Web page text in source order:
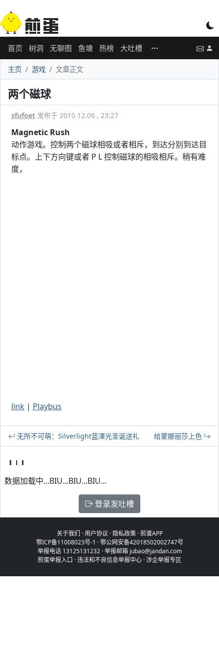
首页 树洞 无聊图 鱼塘 热榜 大吐槽
主页 游戏 文章正文
两个磁球
sfufoet 发布于 2010.12.06 , 23:27
Magnetic Rush
动作游戏。控制两个磁球相吸或者相斥，到达分别到达目
标点。上下方向键或者 P L 控制磁球的相吸相斥。稍有难
度，
link | Playbus
无所不可萌：Silverlight蓝澤光圣诞送礼 给蒙娜丽莎上色
数据加载中...BIU...BIU...BIU...
登录发吐槽
关于我们 ·用户协议 · 隐私政策·煎蛋APP
鄂ICP备11008023号-1 ·鄂公网安备42018502002747号
举报电话 13125131232 · 举报邮箱 jubao@jandan.com
煎蛋举报入口 ·违法和不良信息举报中心 ·涉企举报专区